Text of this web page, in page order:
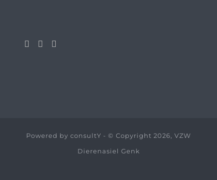
Powered by consultY - © Copyright 2026, VZW
Dierenasiel Genk